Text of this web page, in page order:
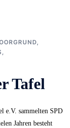
Tafel
e.V. sammelten SPD
Jahren besteht